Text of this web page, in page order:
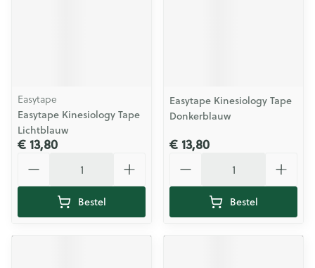
Easytape
Easytape Kinesiology Tape
Lichtblauw
€ 13,80
Bestel
Easytape Kinesiology Tape
Donkerblauw
€ 13,80
Bestel